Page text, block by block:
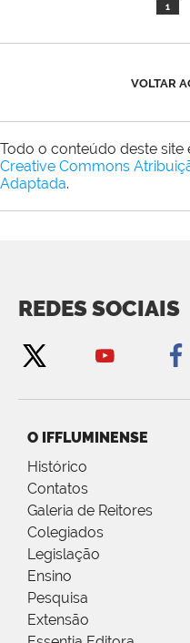
1
VOLTAR
Todo o conteúdo deste
Creative Commons
Adaptada.
REDES SOCIAIS
O IFFLUMINENSE
Histórico
Contatos
Galeria de Reitores
Colegiados
Legislação
Ensino
Pesquisa
Extensão